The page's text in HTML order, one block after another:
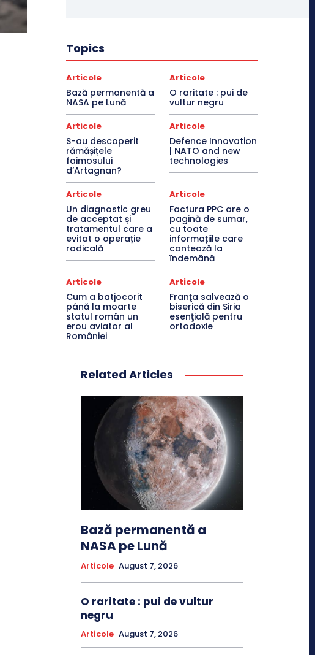
Topics
Articole
Bază permanentă a
NASA pe Lună
Articole
O raritate : pui de
vultur negru
Articole
S-au descoperit
rămășițele
faimosului
d’Artagnan?
Articole
Defence Innovation
| NATO and new
technologies
Articole
Un diagnostic greu
de acceptat și
tratamentul care a
evitat o operație
radicală
Articole
Factura PPC are o
pagină de sumar,
cu toate
informațiile care
contează la
îndemână
Articole
Cum a batjocorit
până la moarte
statul român un
erou aviator al
României
Articole
Franţa salvează o
biserică din Siria
esenţială pentru
ortodoxie
Related Articles
Bază permanentă a
NASA pe Lună
Articole August 7, 2026
O raritate : pui de vultur
negru
Articole August 7, 2026